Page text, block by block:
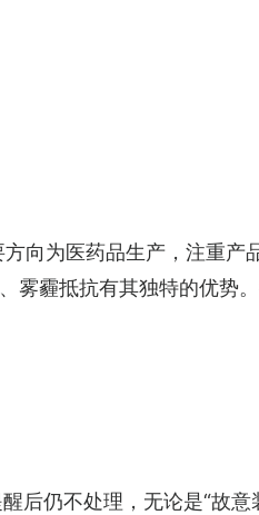
向为医药品生产，注重产
雾霾抵抗有其独特的优势
后仍不处理，无论是“故意